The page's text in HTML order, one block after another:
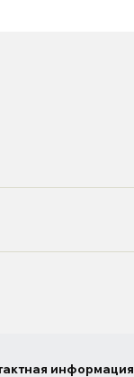
информация